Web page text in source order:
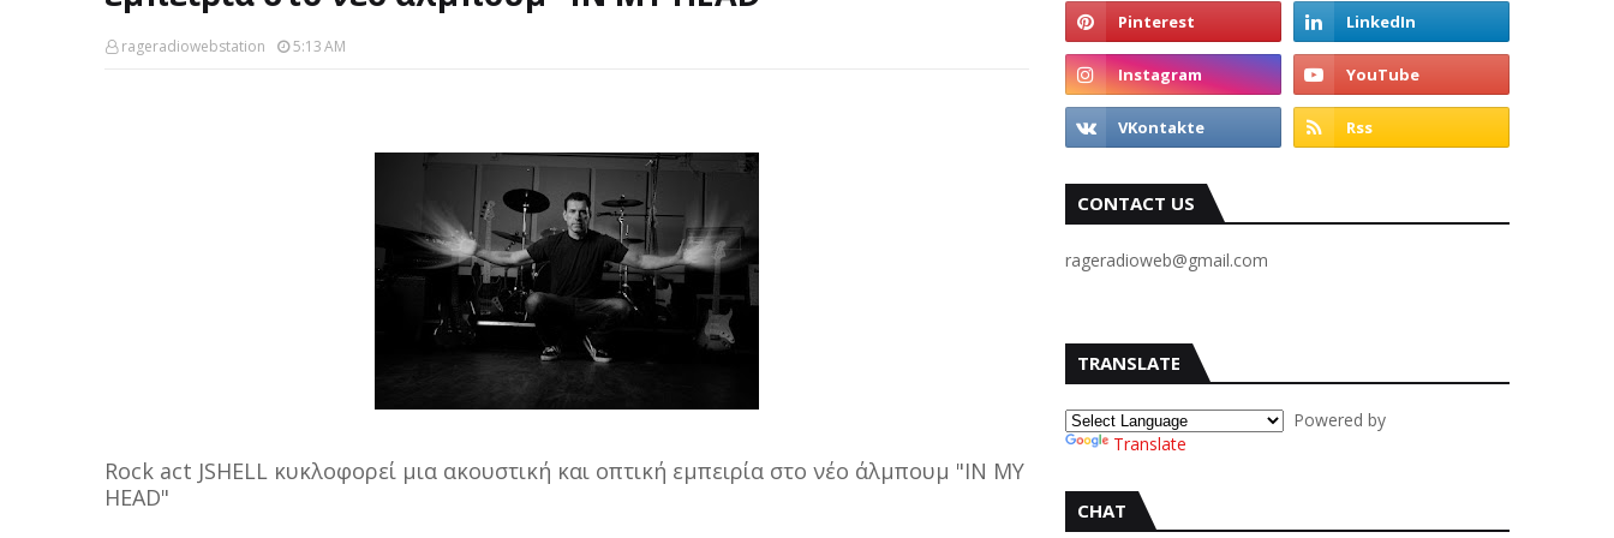
rageradiowebstation 5:13 AM
Rock act JSHELL κυκλοφορεί μια ακουστική και οπτική εμπειρία στο νέο άλμπουμ "IN MY
HEAD"
CONTACT US
rageradioweb@gmail.com
TRANSLATE
Powered by
Translate
CHAT